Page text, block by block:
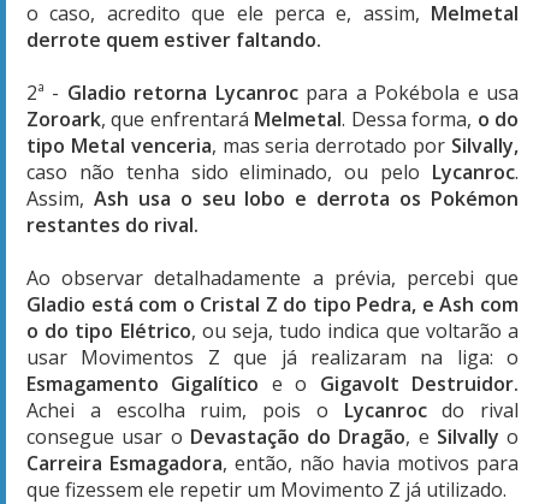
o caso, acredito que ele perca e, assim, Melmetal
derrote quem estiver faltando.
2ª - Gladio retorna Lycanrocpara a Pokébola e usa
Zoroark, que enfrentará Melmetal. Dessa forma, o do
tipo Metal venceria, mas seria derrotado por Silvally,
caso não tenha sido eliminado, ou pelo Lycanroc.
Assim, Ash usa o seu lobo e derrota os Pokémon
restantes do rival.
Ao observar detalhadamente a prévia, percebi que
Gladio está com o Cristal Z do tipo Pedra, e Ash com
o do tipo Elétrico, ou seja, tudo indica que voltarão a
usar Movimentos Z que já realizaram na liga: o
Esmagamento Gigalítico e o Gigavolt Destruidor.
Achei a escolha ruim, pois o Lycanrocdo rival
consegue usar o Devastação do Dragão, e Silvally o
Carreira Esmagadora, então, não havia motivos para
que fizessem ele repetir um Movimento Z já utilizado.